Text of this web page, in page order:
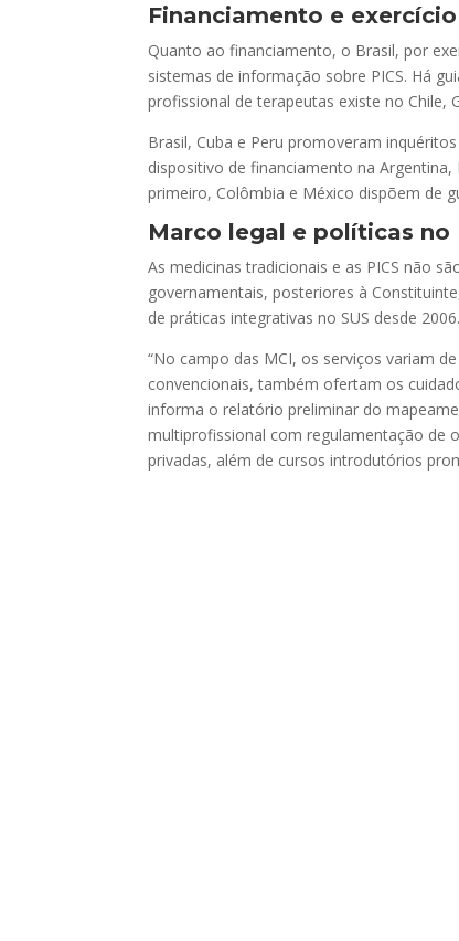
Financiamento e
Quanto ao financiamento, o Brasil, por
sistemas de informação sobre PICS. Há
profissional de terapeutas existe no Chile,
Brasil, Cuba e Peru promoveram
dispositivo de financiamento na
primeiro, Colômbia e México dispõem de
Marco legal e políticas no
As medicinas tradicionais e as PICS não
governamentais, posteriores à
de práticas integrativas no SUS desde
“No campo das MCI, os serviços variam
convencionais, também ofertam os
informa o relatório preliminar do
multiprofissional com regulamentação de
privadas, além de cursos introdutórios